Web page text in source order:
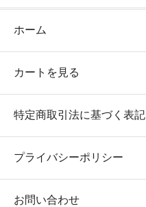
ホーム
カートを見る
特定商取引法に基づく表記
プライバシーポリシー
お問い合わせ